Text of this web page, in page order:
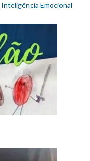
Emocional